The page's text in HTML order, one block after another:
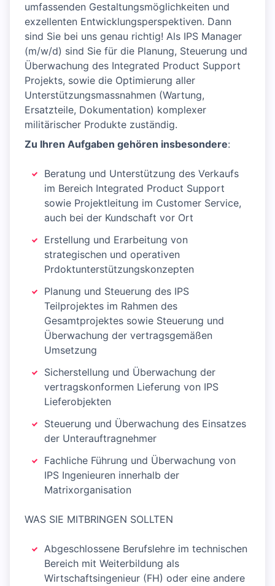
umfassenden Gestaltungsmöglichkeiten und
exzellenten Entwicklungsperspektiven. Dann
sind Sie bei uns genau richtig! Als IPS Manager
(m/w/d) sind Sie für die Planung, Steuerung und
Überwachung des Integrated Product Support
Projekts, sowie die Optimierung aller
Unterstützungsmassnahmen (Wartung,
Ersatzteile, Dokumentation) komplexer
militärischer Produkte zuständig.
Zu Ihren Aufgaben gehören insbesondere:
Beratung und Unterstützung des Verkaufs
im Bereich Integrated Product Support
sowie Projektleitung im Customer Service,
auch bei der Kundschaft vor Ort
Erstellung und Erarbeitung von
strategischen und operativen
Prdoktunterstützungskonzepten
Planung und Steuerung des IPS
Teilprojektes im Rahmen des
Gesamtprojektes sowie Steuerung und
Überwachung der vertragsgemäßen
Umsetzung
Sicherstellung und Überwachung der
vertragskonformen Lieferung von IPS
Lieferobjekten
Steuerung und Überwachung des Einsatzes
der Unterauftragnehmer
Fachliche Führung und Überwachung von
IPS Ingenieuren innerhalb der
Matrixorganisation
WAS SIE MITBRINGEN SOLLTEN
Abgeschlossene Berufslehre im technischen
Bereich mit Weiterbildung als
Wirtschaftsingenieur (FH) oder eine andere